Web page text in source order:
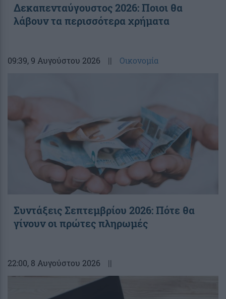
Δεκαπενταύγουστος 2026: Ποιοι θα
λάβουν τα περισσότερα χρήματα
09:39, 9 Αυγούστου 2026 || Οικονομία
Συντάξεις Σεπτεμβρίου 2026: Πότε θα
γίνουν οι πρώτες πληρωμές
22:00, 8 Αυγούστου 2026 ||